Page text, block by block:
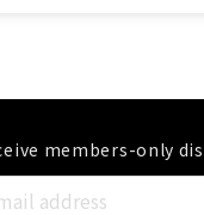
members-only